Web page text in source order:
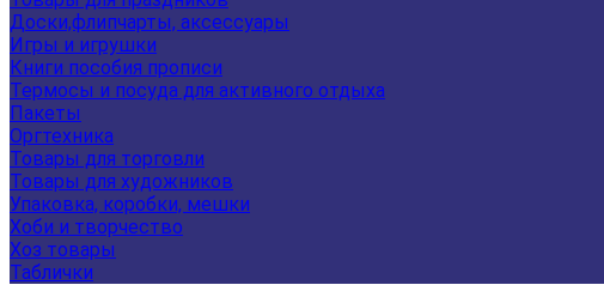
Доски,флипчарты, аксессуары
Игры и игрушки
Книги пособия прописи
Термосы и посуда для активного отдыха
Пакеты
Оргтехника
Товары для торговли
Товары для художников
Упаковка, коробки, мешки
Хоби и творчество
Хоз товары
Таблички